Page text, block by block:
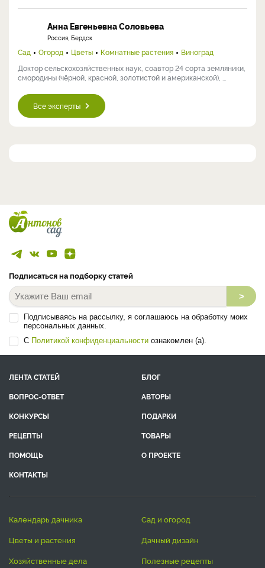
Анна Евгеньевна Соловьева
Россия, Бердск
Сад Огород Цветы Комнатные растения
Виноград
Доктор сельскохозяйственных наук, соавтор 24 сорта земляники,
смородины (чёрной, красной, золотистой и американской), ...
Все эксперты
Подписаться на подборку статей
>
Подписываясь на рассылку, я соглашаюсь на обработку моих
персональных данных.
С Политикой конфиденциальности ознакомлен (а).
ЛЕНТА СТАТЕЙ
БЛОГ
ВОПРОС-ОТВЕТ
АВТОРЫ
КОНКУРСЫ
ПОДАРКИ
РЕЦЕПТЫ
ТОВАРЫ
ПОМОЩЬ
О ПРОЕКТЕ
КОНТАКТЫ
календарь дачника
сад и огород
цветы и растения
дачный дизайн
хозяйственные дела
полезные рецепты